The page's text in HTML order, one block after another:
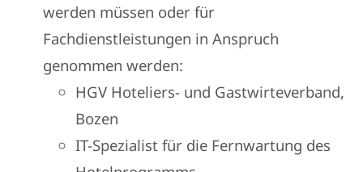
werden müssen oder für
Fachdienstleistungen in Anspruch
genommen werden:
HGV Hoteliers- und Gastwirteverband,
Bozen
IT-Spezialist für die Fernwartung des